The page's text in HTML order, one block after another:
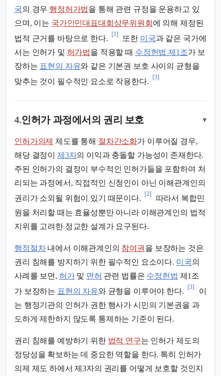
국의 경우 행정허가법을 통해 관련 규정을 운용하고 있
으며, 이는 국가인민대표대회상무위원회 에 의해 제정된
법적 근거를 바탕으로 한다.
[1]
또한 미국과 같은 국가에
서는 인허가 및 허가법을 적용할 때 수정헌법 제1조가 보
장하는 표현의 자유와 같은 기본권 보호 사이의 균형을
맞추는 것이 필수적인 요소로 작용한다.
[3]
4.인허가 과정에서의 권리 보호 ▾
인허가의제 제도를 통해 절차간소화가 이루어질 경우,
해당 결정이 제3자의 이익과 충돌할 가능성이 존재한다.
주된 인허가의 결정이 부수적인 인허가들을 포함하여 처
리되는 과정에서, 직접적인 신청인이 아닌 이해관계인의
권리가 소외될 위험이 있기 때문이다.
[2]
따라서 복합민
원을 처리할 때는 효율성뿐만 아니라 이해관계인의 법적
지위를 고려한 정교한 설계가 요구된다.
행정절차내에서 이해관계인의 참여권 을 보장하는 것은
권리 침해를 방지하기 위한 필수적인 요소이다. 미국의
사례를 보면, 허가및 면허 관련 법률은 수정헌법 제1조
가 보장하는 표현의 자유와 균형을 이루어야 한다.
[3]
이
는 행정기관의 인허가 권한 행사가 시민의 기본권을 과
도하게 제한하지 않도록 통제하는 기준이 된다.
권리 침해를 예방하기 위한 법적 연구는 인허가 제도의
정당성을 확보하는 데 중요한 역할을 한다. 특히 인허가
의제 제도 하에서 제3자의 권리를 어떻게 보호할 것인지